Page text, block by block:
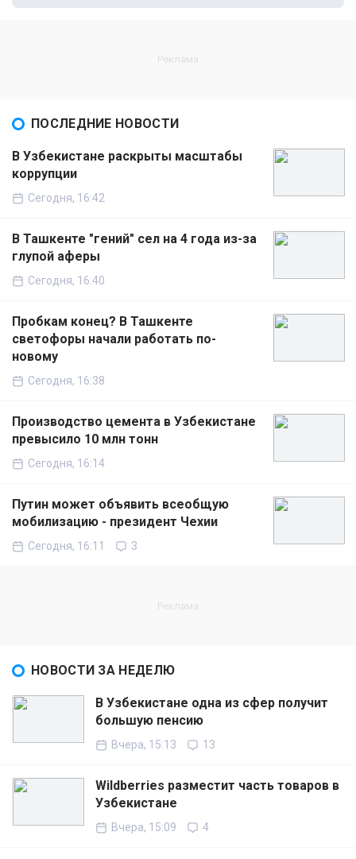
ПОСЛЕДНИЕ НОВОСТИ
В Узбекистане раскрыты масштабы
коррупции
Сегодня, 16:42
В Ташкенте "гений" сел на 4 года из-за
глупой аферы
Сегодня, 16:40
Пробкам конец? В Ташкенте
светофоры начали работать по-
новому
Сегодня, 16:38
Производство цемента в Узбекистане
превысило 10 млн тонн
Сегодня, 16:14
Путин может объявить всеобщую
мобилизацию - президент Чехии
Сегодня, 16:11 3
НОВОСТИ ЗА НЕДЕЛЮ
В Узбекистане одна из сфер получит
большую пенсию
Вчера, 15:13 13
Wildberries разместит часть товаров в
Узбекистане
Вчера, 15:09 4